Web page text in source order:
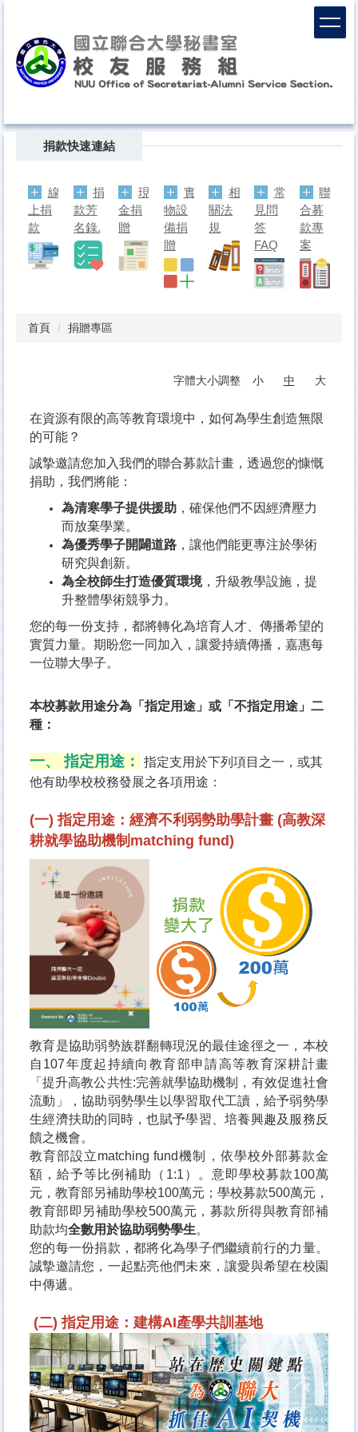
要
捐款快速連結
線
上捐
款
捐
款芳
名錄.
現
金捐
贈
實
物設
備捐
贈
相
關法
規
常
見問
答
FAQ
聯
合募
款專
案
首頁 捐贈專區
字體大小調整 小 中 大
在資源有限的高等教育環境中，如何為學生創造無限
的可能？
誠摯邀請您加入我們的聯合募款計畫，透過您的慷慨
捐助，我們將能：
為清寒學子提供援助 ，確保他們不因經濟壓力
而放棄學業。
為優秀學子開闢道路 ，讓他們能更專注於學術
研究與創新。
為全校師生打造優質環境，升級教學設施，提
升整體學術競爭力。
您的每一份支持，都將轉化為培育人才、傳播希望的
實質力量。期盼您一同加入，讓愛持續傳播，嘉惠每
一位聯大學子。
本校募款用途分為「指定用途」或「不指定用途」二
種：
一、 指定用途：
指定支用於下列項目之一，或其
他有助學校校務發展之各項用途：
(一) 指定用途：經濟不利弱勢助學計畫 (高教深
耕就學協助機制 matching fund)
教育是協助弱勢族群翻轉現況的最佳途徑之一，本校
自107年度起持續向教育部申請高等教育深耕計畫
「提升高教公共性:完善就學協助機制，有效促進社會
流動」，協助弱勢學生以學習取代工讀，給予弱勢學
生經濟扶助的同時，也賦予學習、培養興趣及服務反
饋之機會。
教育部設立matching fund機制，依學校外部募款金
額，給予等比例補助（1:1）。意即學校募款100萬
元，教育部另補助學校100萬元；學校募款500萬元，
教育部即另補助學校500萬元，募款所得與教育部補
助款均全數用於協助弱勢學生。
您的每一份捐款，都將化為學子們繼續前行的力量。
誠摯邀請您，一起點亮他們未來，讓愛與希望在校園
中傳遞。
(二) 指定用途： 建構AI產學共訓基地